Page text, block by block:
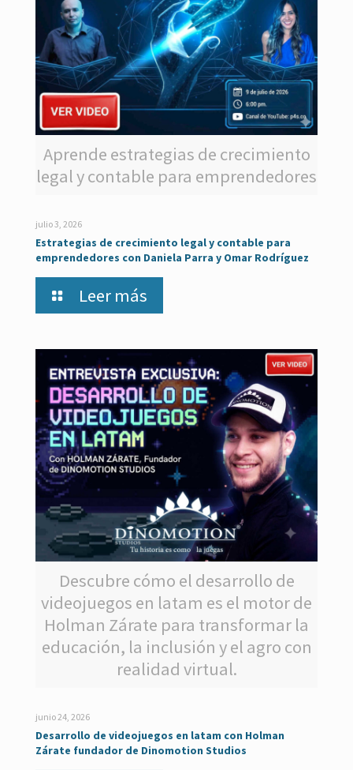
Aprende estrategias de crecimiento
legal y contable para emprendedores
julio 3, 2026
Estrategias de crecimiento legal y contable para
emprendedores con Daniela Parra y Omar Rodríguez
Leer más
Descubre cómo el desarrollo de
videojuegos en latam es el motor de
Holman Zárate para transformar la
educación, la inclusión y el agro con
realidad virtual.
junio 24, 2026
Desarrollo de videojuegos en latam con Holman
Zárate fundador de Dinomotion Studios